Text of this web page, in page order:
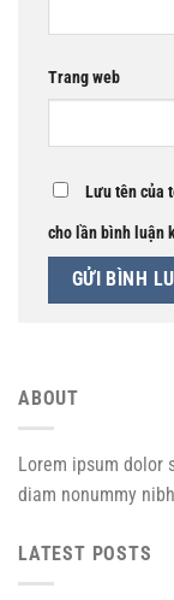
Trang web
Lưu tên của
cho lần bình luận
ABOUT
Lorem ipsum dolor
diam nonummy
LATEST POSTS